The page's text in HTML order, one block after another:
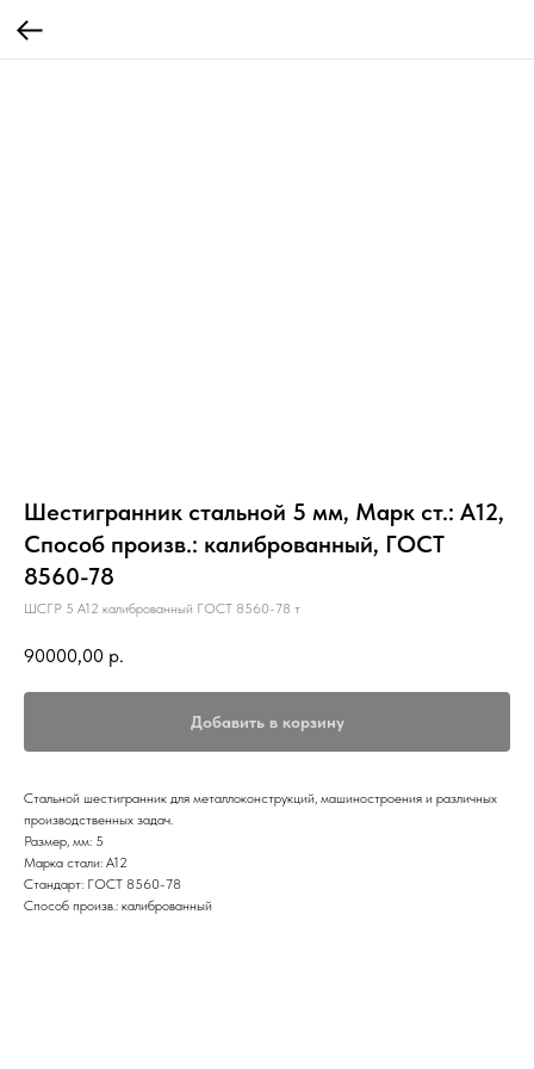
Шестигранник стальной 5 мм, Марк ст.: А12,
Способ произв.: калиброванный, ГОСТ
8560-78
ШСГР 5 А12 калиброванный ГОСТ 8560-78 т
90000,00 р.
Добавить в корзину
Стальной шестигранник для металлоконструкций, машиностроения и различных
производственных задач.
Размер, мм: 5
Марка стали: А12
Стандарт: ГОСТ 8560-78
Способ произв.: калиброванный